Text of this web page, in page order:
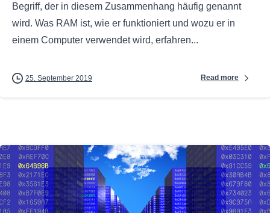
Begriff, der in diesem Zusammenhang häufig genannt
wird. Was RAM ist, wie er funktioniert und wozu er in
einem Computer verwendet wird, erfahren...
25. September 2019 Read more